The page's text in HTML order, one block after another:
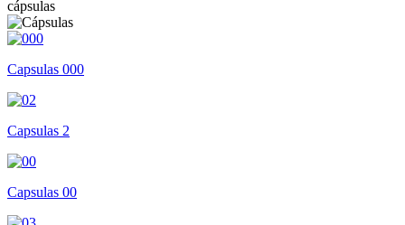
cápsulas
Capsulas 000
Capsulas 2
Capsulas 00